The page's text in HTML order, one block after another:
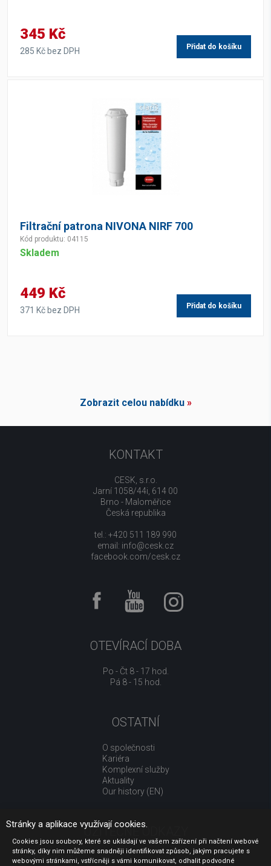
345 Kč
285 Kč bez DPH Přidat do košíku
Filtrační patrona NIVONA NIRF 700
Kód produktu: 04115
Skladem
449 Kč
371 Kč bez DPH Přidat do košíku
Zobrazit celou nabídku»
KONTAKT
CESK, s.r.o.
Jarní 1058/44i, 614 00
Brno - Maloměřice
Česká republika
tel.: +420 511 189 990
email: info@cesk.cz
facebook.com/cesk.cz
OTEVÍRACÍ DOBA
Po - Čt 8 - 17 hod.
Pá 8 - 15 hod.
OSTATNÍ
O společnosti
Kariéra
Komplexní služby
Aktuality
Our history (EN)
UŽITEČNÉ ODKAZY
Jak nakupovat
Stránky a aplikace využívají cookies.
Cookies jsou soubory, které se ukládají ve vašem zařízení při načtení webové
stránky, díky nim můžeme snadněji identifikovat způsob, jakým pracujete s
webovými stránkami, vstřícněji s vámi komunikovat, odhalit podvodné